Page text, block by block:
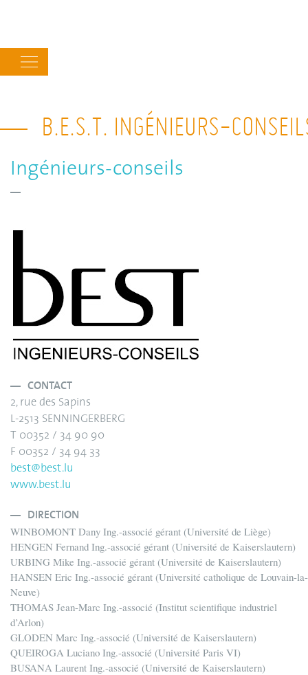
navigation
B.E.S.T. INGÉNIEURS-
Ingénieurs-conseils
CONTACT
2, rue des Sapins
L-2513 SENNINGERBERG
T 00352 / 34 90 90
F 00352 / 34 94 33
best@best.lu
www.best.lu
DIRECTION
WINBOMONT Dany Ing.-associé gérant (Université de Liège)
HENGEN Fernand Ing.-associé gérant (Université de Kaiserslautern)
URBING Mike Ing.-associé gérant (Université de Kaiserslautern)
HANSEN Eric Ing.-associé gérant (Université catholique de Louvain-la-
Neuve)
THOMAS Jean-Marc Ing.-associé (Institut scientifique industriel
d’Arlon)
GLODEN Marc Ing.-associé (Université de Kaiserslautern)
QUEIROGA Luciano Ing.-associé (Université Paris VI)
BUSANA Laurent Ing.-associé (Université de Kaiserslautern)